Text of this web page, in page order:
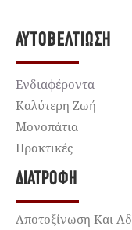
ΑΥΤΟΒΕΛΤΊΩΣΗ
Ενδιαφέροντα
Καλύτερη Ζωή
Μονοπάτια
Πρακτικές
ΔΙΑΤΡΟΦΉ
Αποτοξίνωση Και